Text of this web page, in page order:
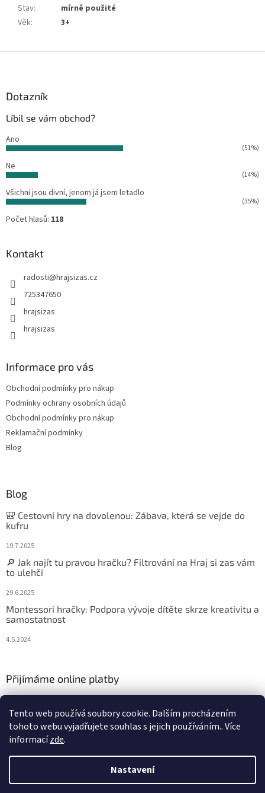
Tento web používá soubory cookie. Dalším procházením
tohoto webu vyjadřujete souhlas s jejich používáním.. Více
informacízde.
Nastavení
Stav:
mírně použité
Věk: 3+
Dotazník
Líbil se vám obchod?
Ano
(51%)
Ne
(14%)
Všichni jsou divní, jenom já jsem letadlo
(35%)
Počet hlasů: 118
Kontakt
radosti@hrajsizas.cz
725347650
hrajsizas
hrajsizas
Informace pro vás
Obchodní podmínky pro nákup
Podmínky ochrany osobních údajů
Obchodní podmínky pro nákup
Reklamační podmínky
Blog
Blog
🎒 Cestovní hry na dovolenou: Zábava, která se vejde do
kufru
19.7.2025
🔎 Jak najít tu pravou hračku? Filtrování na Hraj si zas vám
to ulehčí
29.6.2025
Montessori hračky: Podpora vývoje dítěte skrze kreativitu a
samostatnost
4.5.2024
Přijímáme online platby